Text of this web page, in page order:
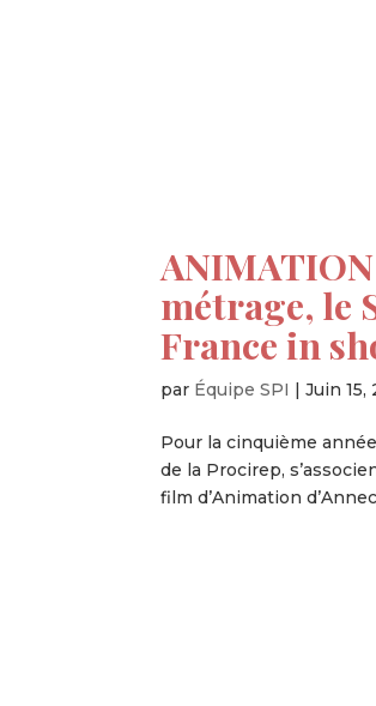
ANIMATION
métrage, le
France in
par Équipe SPI |Juin 15,
Pour la cinquième
de la Procirep,
film d’Animation